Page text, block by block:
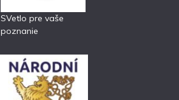
SVetlo pre vaše
poznanie